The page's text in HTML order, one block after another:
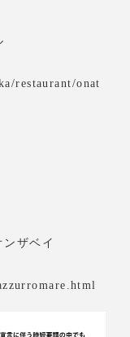
restaurant/onat
ザベイ